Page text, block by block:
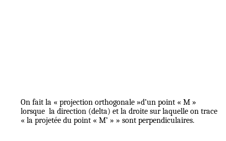
On fait la « projection orthogonale »d’un point « M »
lorsque la direction (delta) et la droite sur laquelle on trace
« la projetée du point « M’ » » sont perpendiculaires.